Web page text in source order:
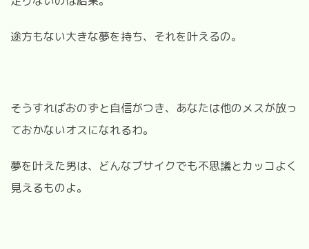
途方もない大きな夢を持ち、それを叶えるの。
そうすればおのずと自信がつき、あなたは他のメスが放っ
ておかないオスになれるわ。
夢を叶えた男は、どんなブサイクでも不思議とカッコよく
見えるものよ。